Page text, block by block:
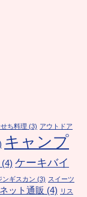
ち料理 (3) アウトドア
キャンプ
(4) ケーキバイ
ンギスカン (3) スイーツ
ネット通販 (4) リス